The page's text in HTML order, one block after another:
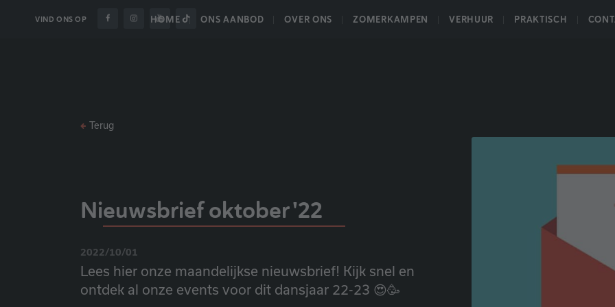
VIND ONS OP HOME ONS AANBOD OVER ONS ZOMERKAMPEN VERHUUR PRAKTISCH
Nieuwsbrief oktober '22
2022/10/01
Lees hier onze maandelijkse nieuwsbrief! Kijk snel en
ontdek al onze events voor dit dansjaar 22-23 😍🥳
Terug